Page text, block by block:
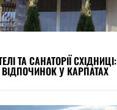
ТА САНАТОРІЇ СХІДНИЦІ:
У КАРПАТАХ